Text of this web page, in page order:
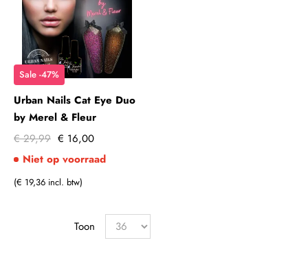
Sale -47%
Urban Nails Cat Eye Duo
by Merel & Fleur
€ 29,99 € 16,00
Niet op voorraad
(€ 19,36 incl. btw)
Toon